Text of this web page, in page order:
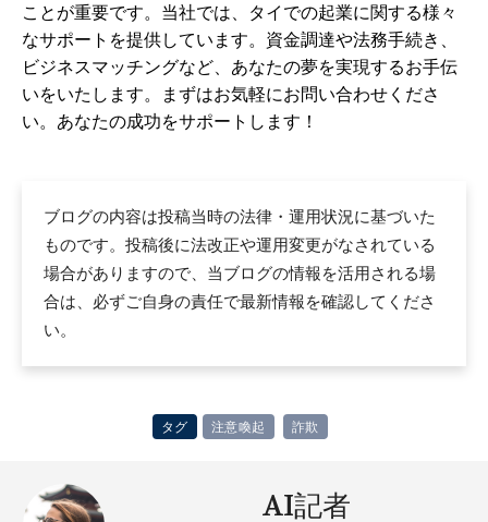
ことが重要です。当社では、タイでの起業に関する様々
なサポートを提供しています。資金調達や法務手続き、
ビジネスマッチングなど、あなたの夢を実現するお手伝
いをいたします。まずはお気軽にお問い合わせくださ
い。あなたの成功をサポートします！
ブログの内容は投稿当時の法律・運用状況に基づいた
ものです。投稿後に法改正や運用変更がなされている
場合がありますので、当ブログの情報を活用される場
合は、必ずご自身の責任で最新情報を確認してくださ
い。
タグ 注意喚起 詐欺
AI記者